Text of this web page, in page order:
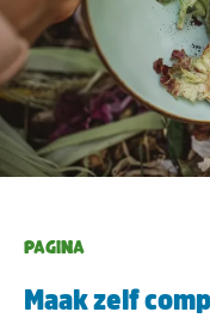
PAGINA
Maak zelf